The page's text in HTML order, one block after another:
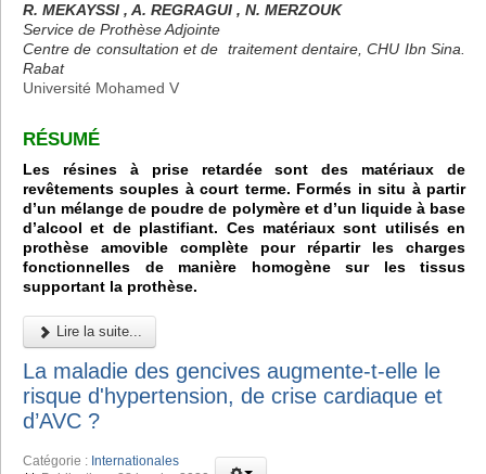
R. MEKAYSSI , A. REGRAGUI , N. MERZOUK
Service de Prothèse Adjointe
Centre de consultation et de traitement dentaire, CHU Ibn Sina.
Rabat
Université Mohamed V
RÉSUMÉ
Les résines à prise retardée sont des matériaux de
revêtements souples à court terme. Formés in situ à partir
d’un mélange de poudre de polymère et d’un liquide à base
d’alcool et de plastifiant. Ces matériaux sont utilisés en
prothèse amovible complète pour répartir les charges
fonctionnelles de manière homogène sur les tissus
supportant la prothèse.
Lire la suite...
La maladie des gencives augmente-t-elle le
risque d'hypertension, de crise cardiaque et
d’AVC ?
Catégorie : Internationales